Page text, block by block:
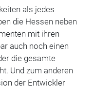
als jedes
die Hessen neben
mit ihren
auch noch einen
die gesamte
Und zum anderen
der Entwickler